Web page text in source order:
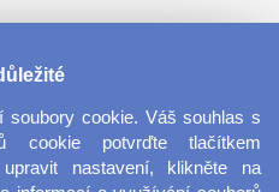
dát pozor. Nebo buďte
cookie. Váš souhlas s
cookie potvrďte tlačítkem
nastavení, klikněte na